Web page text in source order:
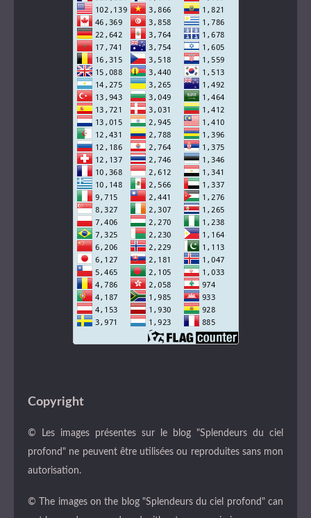
Copyright
© Les images présentes sur le blog "Splendeurs du ciel
profond" ne peuvent être utilisées ou reproduites sans mon
autorisation.
© The images on the blog "Splendeurs du ciel profond" can